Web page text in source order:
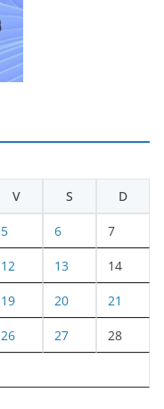
V S D
5 6 7
12 13 14
19 20 21
26 27 28